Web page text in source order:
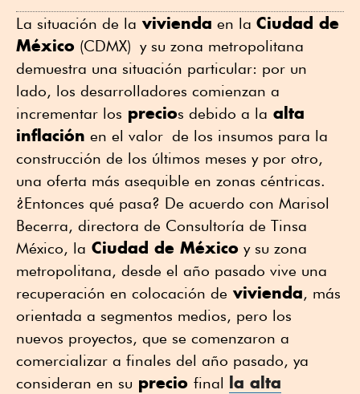
La situación de la vivienda en la Ciudad de
México (CDMX) y su zona metropolitana
demuestra una situación particular: por un
lado, los desarrolladores comienzan a
incrementar los precios debido a la alta
inflación en el valor de los insumos para la
construcción de los últimos meses y por otro,
una oferta más asequible en zonas céntricas.
¿Entonces qué pasa? De acuerdo con Marisol
Becerra, directora de Consultoría de Tinsa
México, la Ciudad de México y su zona
metropolitana, desde el año pasado vive una
recuperación en colocación de vivienda, más
orientada a segmentos medios, pero los
nuevos proyectos, que se comenzaron a
comercializar a finales del año pasado, ya
consideran en su precio final la alta